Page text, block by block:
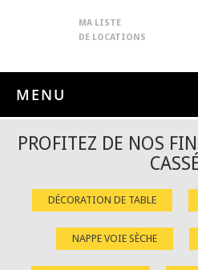
MA LISTE
DE LOCATIONS
MENU
PROFITEZ DE NOS
DÉCORATION DE TABLE
NAPPE VOIE SÈCHE